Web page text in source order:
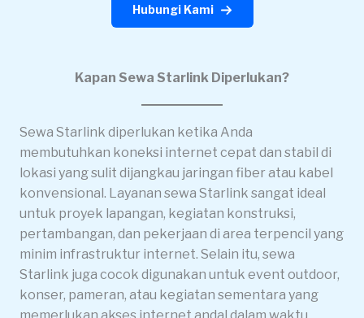
Hubungi Kami
Kapan Sewa Starlink Diperlukan?
Sewa Starlink diperlukan ketika Anda
membutuhkan koneksi internet cepat dan stabil di
lokasi yang sulit dijangkau jaringan fiber atau kabel
konvensional. Layanan sewa Starlink sangat ideal
untuk proyek lapangan, kegiatan konstruksi,
pertambangan, dan pekerjaan di area terpencil yang
minim infrastruktur internet. Selain itu, sewa
Starlink juga cocok digunakan untuk event outdoor,
konser, pameran, atau kegiatan sementara yang
memerlukan akses internet andal dalam waktu